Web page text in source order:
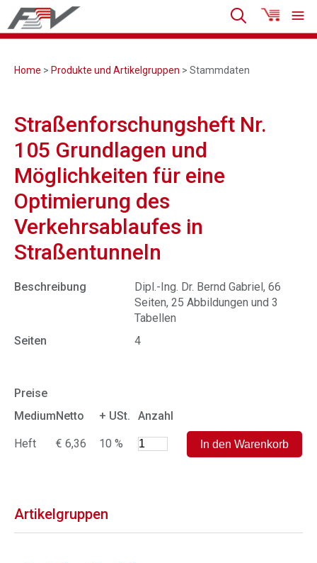
Home > Produkte und Artikelgruppen > Stammdaten
Straßenforschungsheft Nr.
105 Grundlagen und
Möglichkeiten für eine
Optimierung des
Verkehrsablaufes in
Straßentunneln
Beschreibung
Dipl.-Ing. Dr. Bernd Gabriel, 66
Seiten, 25 Abbildungen und 3
Tabellen
Seiten
4
Preise
MediumNetto + USt. Anzahl
Heft € 6,36 10 %
Artikelgruppen